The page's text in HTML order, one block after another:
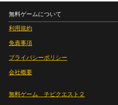
無料ゲームについて
利用規約
免責事項
プライバシーポリシー
会社概要
無料ゲーム チビクエスト２